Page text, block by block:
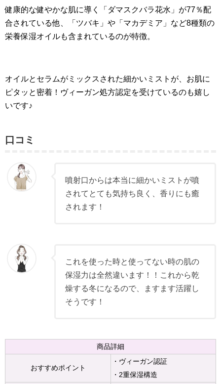
健康的な健やかな肌に導く「ダマスクバラ花水」が77％配
合されている他、「ツバキ」や「マカデミア」など8種類の
栄養保湿オイルも含まれているのが特徴。
オイルとセラムがミックスされた細かいミストが、お肌に
ピタッと密着！ヴィーガン処方認定を受けているのも嬉し
いです♪
口コミ
噴射口からは本当に細かいミストが噴
されてとても気持ち良く、香りにも癒
されます！
これを使った時と使ってない時の肌の
保湿力は全然違います！！これから乾
燥する冬になるので、ますます活躍し
そうです！
商品詳細
おすすめポイント
・ヴィーガン認証
・2重保湿構造